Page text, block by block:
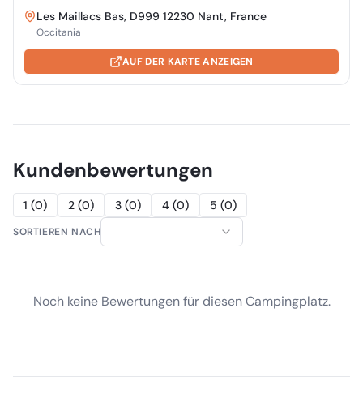
Les Maillacs Bas, D999 12230 Nant, France
Occitania
AUF DER KARTE ANZEIGEN
Kundenbewertungen
1 (0) 2 (0) 3 (0) 4 (0) 5 (0)
SORTIEREN NACH
Noch keine Bewertungen für diesen Campingplatz.